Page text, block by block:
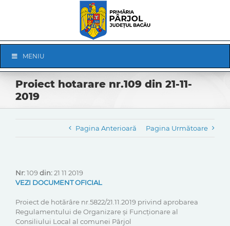
Navigation
MENIU
Proiect hotarare nr.109 din 21-11-
2019
Pagina Anterioară Pagina Următoare
Nr:109din:21 11 2019
VEZI DOCUMENT OFICIAL
Proiect de hotărâre nr.5822/21.11.2019 privind aprobarea
Regulamentului de Organizare și Funcționare al
Consiliului Local al comunei Pârjol